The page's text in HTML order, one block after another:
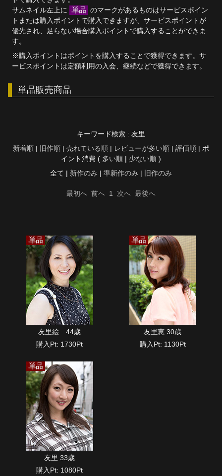
サムネイル左上に
のマークがあるものはサービスポイン
トまたは購入ポイントで購入できますが、サービスポイントが
優先され、足らない場合購入ポイントで購入することができま
す。
※購入ポイントはポイントを購入することで獲得できます。サ
ービスポイントは定額利用の入会、継続などで獲得できます。
単品販売商品
キーワード検索 : 友里
新着順 | 旧作順 | 売れている順 | レビューが多い順 | 評価順 | ポ
イント消費 ( 多い順 | 少ない順 )
全て | 新作のみ | 準新作のみ | 旧作のみ
最初へ 前へ 1 次へ 最後へ
友里絵 44歳
購入Pt: 1730Pt
友里恵 30歳
購入Pt: 1130Pt
友里 33歳
購入Pt: 1080Pt